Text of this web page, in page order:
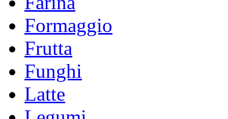
Formaggio
Frutta
Funghi
Latte